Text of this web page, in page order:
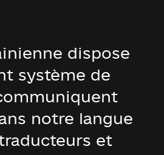
dispose
système de
notre langue
et